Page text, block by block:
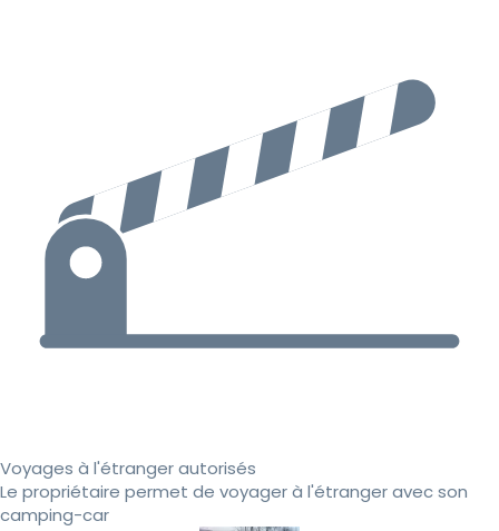
Voyages à l'étranger autorisés
Le propriétaire permet de voyager à l'étranger avec son
camping-car